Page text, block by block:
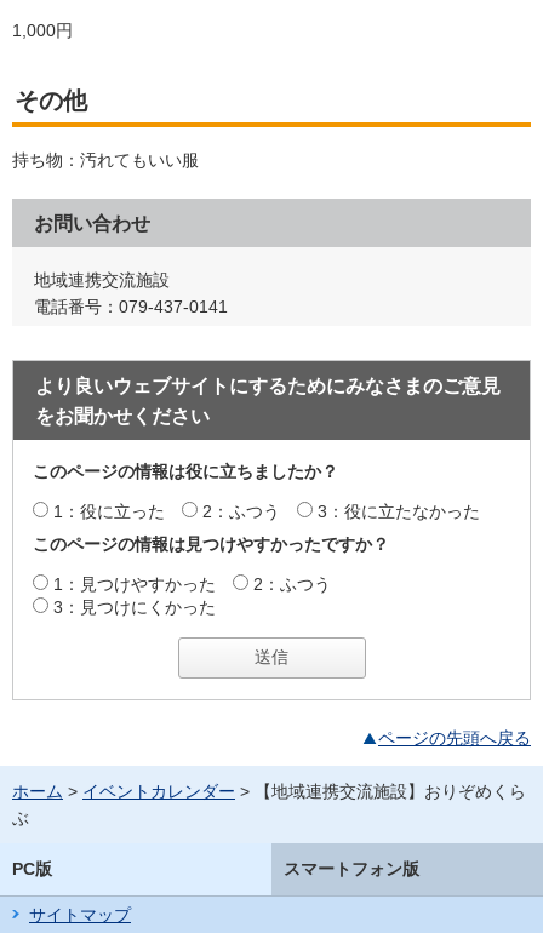
1,000円
その他
持ち物：汚れてもいい服
お問い合わせ
地域連携交流施設
電話番号：079-437-0141
より良いウェブサイトにするためにみなさまのご意見
をお聞かせください
このページの情報は役に立ちましたか？
1：役に立った 2：ふつう
3：役に立たなかった
このページの情報は見つけやすかったですか？
1：見つけやすかった
2：ふつう
3：見つけにくかった
ページの先頭へ戻る
ホーム > イベントカレンダー > 【地域連携交流施設】おりぞめくら
ぶ
PC版 スマートフォン版
サイトマップ